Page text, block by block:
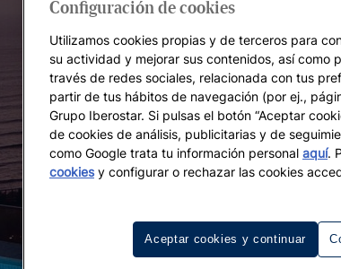
Configuración de cookies
Utilizamos cookies propias y de terceros para
su actividad y mejorar sus contenidos, así como
través de redes sociales, relacionada con tus
partir de tus hábitos de navegación (por ej.,
Grupo Iberostar. Si pulsas el botón “Aceptar
de cookies de análisis, publicitarias y de
como Google trata tu información personal aquí.
cookiesy configurar o rechazar las cookies
Aceptar cookies y continuar